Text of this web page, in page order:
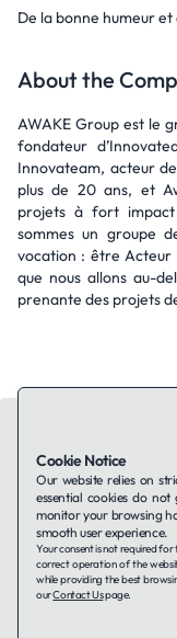
De la bonne humeur
About the
AWAKE Group est le
fondateur
Innovateam, acteur
plus de 20 ans, et
projets à fort impact
sommes un groupe
vocation : être Acteur
que nous allons au-
prenante des projets
Contact UsAbout
Cookie Notice
Our website relies on
essential cookies do
monitor your browsing
smooth user experience.
Your consent is not required for
correct operation of the
while providing the best
ourContact Uspage.